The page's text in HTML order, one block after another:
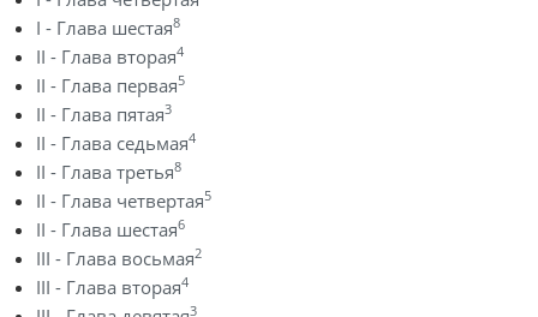
I - Глава шестая8
II - Глава вторая4
II - Глава первая5
II - Глава пятая3
II - Глава седьмая4
II - Глава третья8
II - Глава четвертая5
II - Глава шестая6
III - Глава восьмая2
III - Глава вторая4
3